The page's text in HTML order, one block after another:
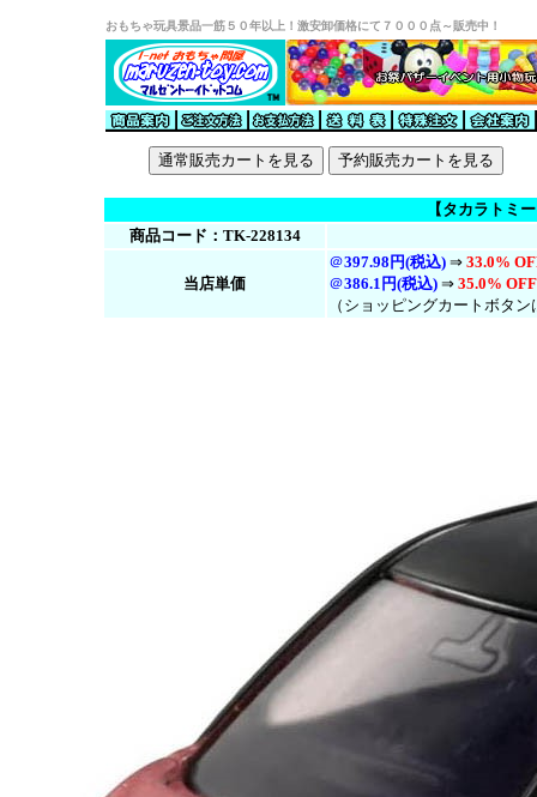
おもちゃ玩具景品一筋５０年以上！激安卸価格にて７０００点～販売中！
【タカラトミ
商品コード：TK-228134
当店単価
＠397.98円(税込) ⇒ 33.0%
＠386.1円(税込) ⇒ 35.0%
（ショッピングカートボタ